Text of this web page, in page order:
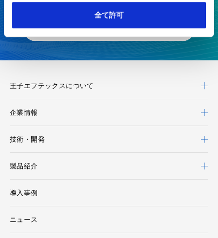
全て許可
お見積り・お問い合わせ
カタログダウンロード
王子エフテックスについて
企業情報
技術・開発
製品紹介
導入事例
ニュース